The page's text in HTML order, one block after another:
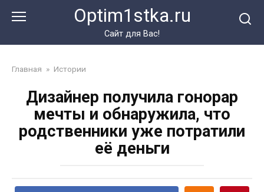
Optim1stka.ru
Сайт для Вас!
Главная » Истории
Дизайнер получила гонорар
мечты и обнаружила, что
родственники уже потратили
её деньги